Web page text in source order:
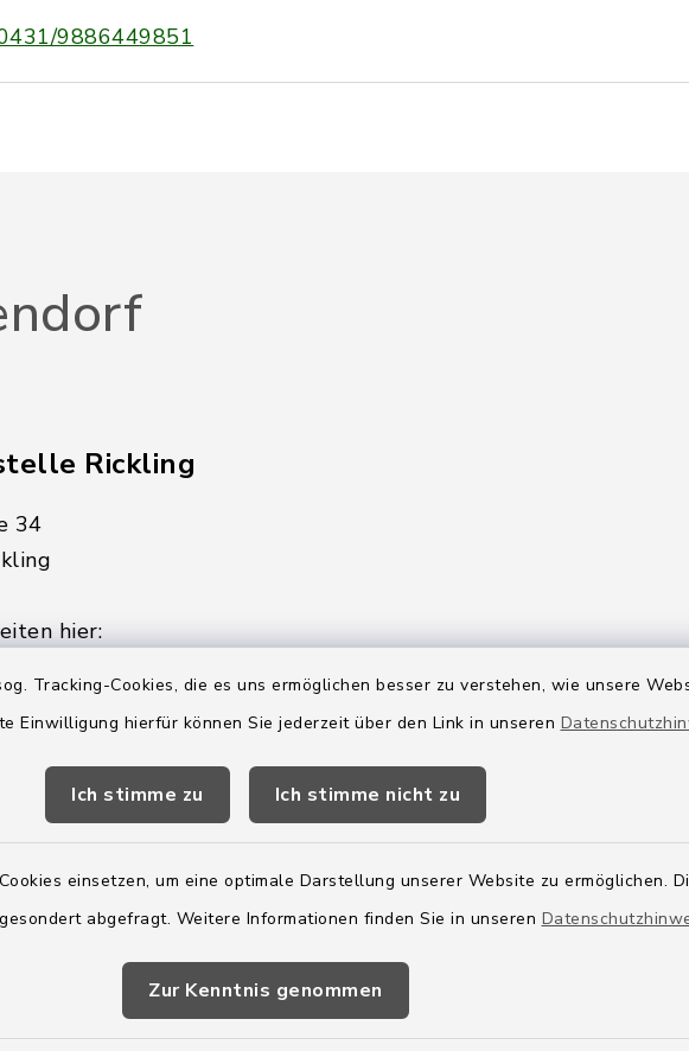
Tracking-Cookies, die es uns ermöglichen besser zu verstehen, wie unsere
Einwilligung hierfür können Sie jederzeit über den Link in unseren
Ich stimme zu Ich stimme nicht zu
einsetzen, um eine optimale Darstellung unserer Website zu ermöglichen.
abgefragt. Weitere Informationen finden Sie in unseren
Zur Kenntnis genommen
9886449851
Rickling
34
hier:
Uhr
am Donnerstag:
Uhr
179-0
- 179-44
boostedt-